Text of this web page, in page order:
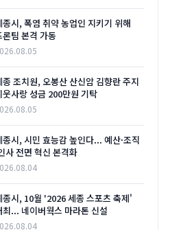
종시, 폭염 취약 농업인 지키기 위해
론팀 본격 가동
종 조치원, 오봉산 산신암 김향란 주지
웃사랑 성금 200만원 기탁
종시, 시민 효능감 높인다... 예산·조직
사 전면 혁신 본격화
종시, 10월 '2026 세종 스포츠 축제'
최... 네이버웍스 마라톤 신설